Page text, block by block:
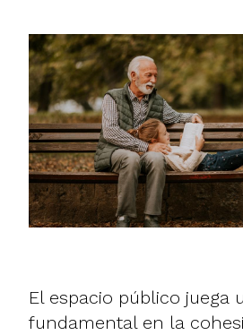
El espacio público juega
fundamental en la